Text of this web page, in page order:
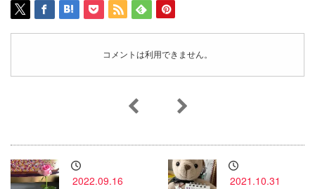
コメントは利用できません。
2022.09.16 2021.10.31